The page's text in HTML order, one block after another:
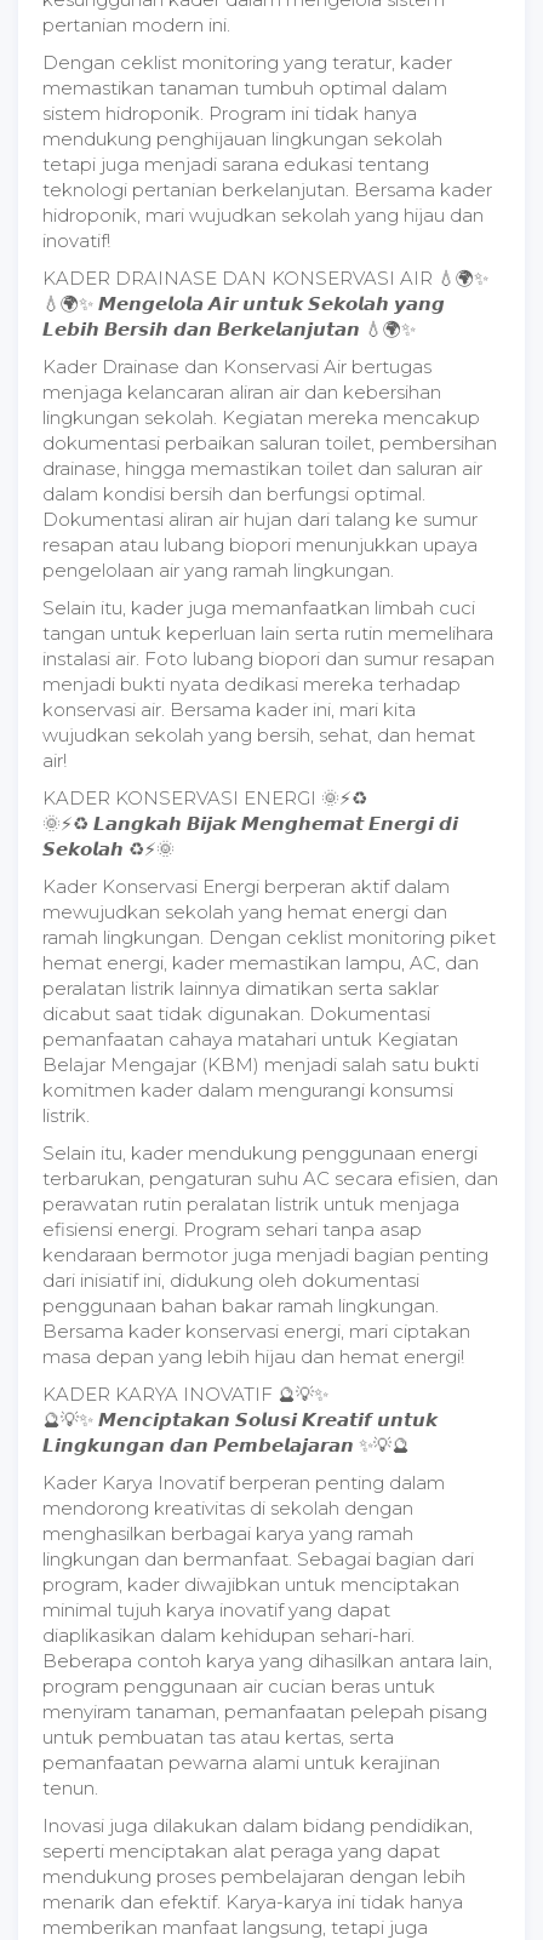
pertanian modern ini.
Dengan ceklist monitoring yang teratur, kader
memastikan tanaman tumbuh optimal dalam
sistem hidroponik. Program ini tidak hanya
mendukung penghijauan lingkungan sekolah
tetapi juga menjadi sarana edukasi tentang
teknologi pertanian berkelanjutan. Bersama kader
hidroponik, mari wujudkan sekolah yang hijau dan
inovatif!
KADER DRAINASE DAN KONSERVASI AIR 💧🌍✨
💧🌍✨ 𝙈𝙚𝙣𝙜𝙚𝙡𝙤𝙡𝙖 𝘼𝙞𝙧 𝙪𝙣𝙩𝙪𝙠 𝙎𝙚𝙠𝙤𝙡𝙖𝙝 𝙮𝙖𝙣𝙜
𝙇𝙚𝙗𝙞𝙝 𝘽𝙚𝙧𝙨𝙞𝙝 𝙙𝙖𝙣 𝘽𝙚𝙧𝙠𝙚𝙡𝙖𝙣𝙟𝙪𝙩𝙖𝙣 💧🌍✨
Kader Drainase dan Konservasi Air bertugas
menjaga kelancaran aliran air dan kebersihan
lingkungan sekolah. Kegiatan mereka mencakup
dokumentasi perbaikan saluran toilet, pembersihan
drainase, hingga memastikan toilet dan saluran air
dalam kondisi bersih dan berfungsi optimal.
Dokumentasi aliran air hujan dari talang ke sumur
resapan atau lubang biopori menunjukkan upaya
pengelolaan air yang ramah lingkungan.
Selain itu, kader juga memanfaatkan limbah cuci
tangan untuk keperluan lain serta rutin memelihara
instalasi air. Foto lubang biopori dan sumur resapan
menjadi bukti nyata dedikasi mereka terhadap
konservasi air. Bersama kader ini, mari kita
wujudkan sekolah yang bersih, sehat, dan hemat
air!
KADER KONSERVASI ENERGI 🌞⚡♻
🌞⚡♻ 𝙇𝙖𝙣𝙜𝙠𝙖𝙝 𝘽𝙞𝙟𝙖𝙠 𝙈𝙚𝙣𝙜𝙝𝙚𝙢𝙖𝙩 𝙀𝙣𝙚𝙧𝙜𝙞 𝙙𝙞
𝙎𝙚𝙠𝙤𝙡𝙖𝙝 ♻⚡🌞
Kader Konservasi Energi berperan aktif dalam
mewujudkan sekolah yang hemat energi dan
ramah lingkungan. Dengan ceklist monitoring piket
hemat energi, kader memastikan lampu, AC, dan
peralatan listrik lainnya dimatikan serta saklar
dicabut saat tidak digunakan. Dokumentasi
pemanfaatan cahaya matahari untuk Kegiatan
Belajar Mengajar (KBM) menjadi salah satu bukti
komitmen kader dalam mengurangi konsumsi
listrik.
Selain itu, kader mendukung penggunaan energi
terbarukan, pengaturan suhu AC secara efisien, dan
perawatan rutin peralatan listrik untuk menjaga
efisiensi energi. Program sehari tanpa asap
kendaraan bermotor juga menjadi bagian penting
dari inisiatif ini, didukung oleh dokumentasi
penggunaan bahan bakar ramah lingkungan.
Bersama kader konservasi energi, mari ciptakan
masa depan yang lebih hijau dan hemat energi!
KADER KARYA INOVATIF 🔮💡✨
🔮💡✨ 𝙈𝙚𝙣𝙘𝙞𝙥𝙩𝙖𝙠𝙖𝙣 𝙎𝙤𝙡𝙪𝙨𝙞 𝙆𝙧𝙚𝙖𝙩𝙞𝙛 𝙪𝙣𝙩𝙪𝙠
𝙇𝙞𝙣𝙜𝙠𝙪𝙣𝙜𝙖𝙣 𝙙𝙖𝙣 𝙋𝙚𝙢𝙗𝙚𝙡𝙖𝙟𝙖𝙧𝙖𝙣 ✨💡🔮
Kader Karya Inovatif berperan penting dalam
mendorong kreativitas di sekolah dengan
menghasilkan berbagai karya yang ramah
lingkungan dan bermanfaat. Sebagai bagian dari
program, kader diwajibkan untuk menciptakan
minimal tujuh karya inovatif yang dapat
diaplikasikan dalam kehidupan sehari-hari.
Beberapa contoh karya yang dihasilkan antara lain,
program penggunaan air cucian beras untuk
menyiram tanaman, pemanfaatan pelepah pisang
untuk pembuatan tas atau kertas, serta
pemanfaatan pewarna alami untuk kerajinan
tenun.
Inovasi juga dilakukan dalam bidang pendidikan,
seperti menciptakan alat peraga yang dapat
mendukung proses pembelajaran dengan lebih
menarik dan efektif. Karya-karya ini tidak hanya
memberikan manfaat langsung, tetapi juga